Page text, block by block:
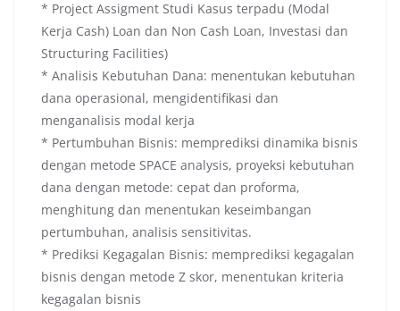
* Project Assigment Studi Kasus terpadu (Modal
Kerja Cash) Loan dan Non Cash Loan, Investasi dan
Structuring Facilities)
* Analisis Kebutuhan Dana: menentukan kebutuhan
dana operasional, mengidentifikasi dan
menganalisis modal kerja
* Pertumbuhan Bisnis: memprediksi dinamika bisnis
dengan metode SPACE analysis, proyeksi kebutuhan
dana dengan metode: cepat dan proforma,
menghitung dan menentukan keseimbangan
pertumbuhan, analisis sensitivitas.
* Prediksi Kegagalan Bisnis: memprediksi kegagalan
bisnis dengan metode Z skor, menentukan kriteria
kegagalan bisnis